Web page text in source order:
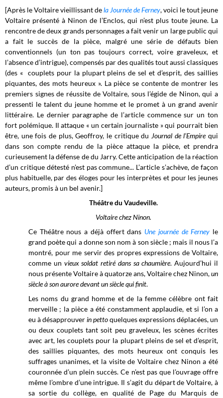
[Après le Voltaire vieillissant dela Journée de Ferney, voici le tout jeune
Voltaire présenté à Ninon de l’Enclos, qui n’est plus toute jeune. La
rencontre de deux grands personnages a fait venir un large public qui
a fait le succès de la pièce, malgré une série de défauts bien
conventionnels (un ton pas toujours correct, voire graveleux, et
l’absence d’intrigue), compensés par des qualités tout aussi classiques
(des « couplets pour la plupart pleins de sel et d’esprit, des saillies
piquantes, des mots heureux ». La pièce se contente de montrer les
premiers signes de réussite de Voltaire, sous l’égide de Ninon, qui a
pressenti le talent du jeune homme et le promet à un grand avenir
littéraire. Le dernier paragraphe de l’article commence sur un ton
fort polémique. Il attaque « un certain journaliste » qui pourrait bien
être, une fois de plus, Geoffroy, le critique du Journal de l’Empirequi
dans son compte rendu de la pièce attaque la pièce, et prendra
curieusement la défense de du Jarry. Cette anticipation de la réaction
d’un critique détesté n’est pas commune... L’article s’achève, de façon
plus habituelle, par des éloges pour les interprètes et pour les jeunes
auteurs, promis à un bel avenir.]
Théâtre du Vaudeville.
Voltaire chez Ninon.
Ce Théâtre nous a déjà offert dans Une journée de Ferney le
grand poète qui a donne son nom à son siècle ; mais il nous l’a
montré, pour me servir des propres expressions de Voltaire,
comme un vieux soldat retiré dans sa chaumière. Aujourd’hui il
nous présente Voltaire à quatorze ans, Voltaire chez Ninon,un
siècle à son aurore devant un siècle qui finit.
Les noms du grand homme et de la femme célèbre ont fait
merveille ; la pièce a été constamment applaudie, et si l’on a
eu à désapprouverin pettoquelques expressions déplacées, un
ou deux couplets tant soit peu graveleux, les scènes écrites
avec art, les couplets pour la plupart pleins de sel et d’esprit,
des saillies piquantes, des mots heureux ont conquis les
suffrages unanimes, et la visite de Voltaire chez Ninon a été
couronnée d’un plein succès. Ce n’est pas que l’ouvrage offre
même l’ombre d’une intrigue. Il s’agit du départ de Voltaire, à
sa sortie du collège, en qualité de Page du Marquis de